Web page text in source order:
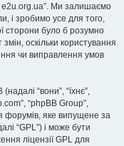
e2u.org.ua”. Ми залишаємо
і зробимо усе для того,
сторони було б розумно
оскільки користування
чи виправлення умов
“вони”, “їхнє”,
“phpBB Group”,
форумів, яке випущене за
“GPL”) і може бути
ліцензії GPL для